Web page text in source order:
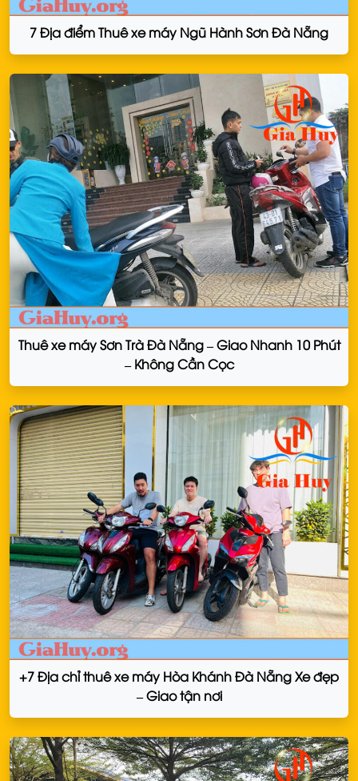
7 Địa điểm Thuê xe máy Ngũ Hành Sơn Đà Nẵng
Thuê xe máy Sơn Trà Đà Nẵng – Giao Nhanh 10 Phút
– Không Cần Cọc
+7 Địa chỉ thuê xe máy Hòa Khánh Đà Nẵng Xe đẹp
– Giao tận nơi